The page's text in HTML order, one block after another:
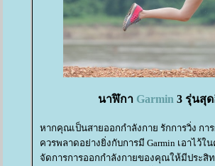
นาฬิกา Garmin 3 รุ่นสุ
หากคุณเป็นสายออกกำลังกาย รักการวิ่ง ก
ควรพลาดอย่างยิ่งกับการมี Garmin เอาไว้
จัดการการออกกำลังกายของคุณให้มีประสิ